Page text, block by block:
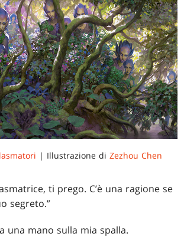
| Illustrazione di Zezhou Chen
ti prego. C’è una ragione se
segreto.”
una mano sulla mia spalla.